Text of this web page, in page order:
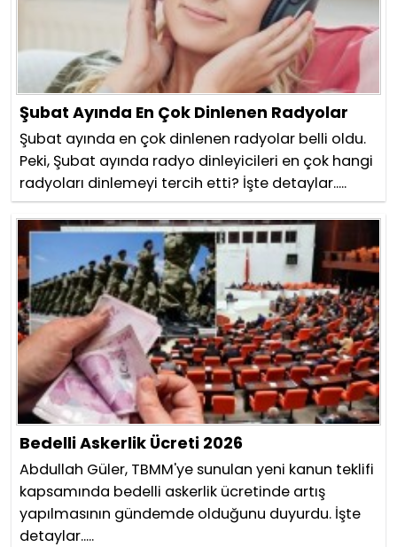
Şubat Ayında En Çok Dinlenen Radyolar
Şubat ayında en çok dinlenen radyolar belli oldu.
Peki, Şubat ayında radyo dinleyicileri en çok hangi
radyoları dinlemeyi tercih etti? İşte detaylar.....
Bedelli Askerlik Ücreti 2026
Abdullah Güler, TBMM'ye sunulan yeni kanun teklifi
kapsamında bedelli askerlik ücretinde artış
yapılmasının gündemde olduğunu duyurdu. İşte
detaylar.....